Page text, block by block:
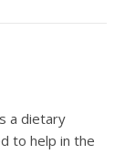
a dietary
to help in the